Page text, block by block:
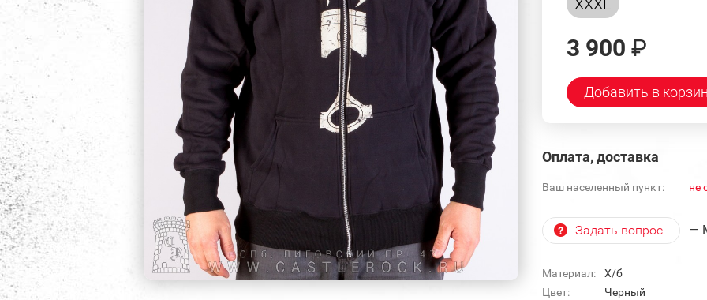
XXXL
3 900 ₽
Добавить в
Оплата, доставка
Ваш населенный пункт: не
Задать вопрос —
Материал:
Х/б
Цвет:
Черный